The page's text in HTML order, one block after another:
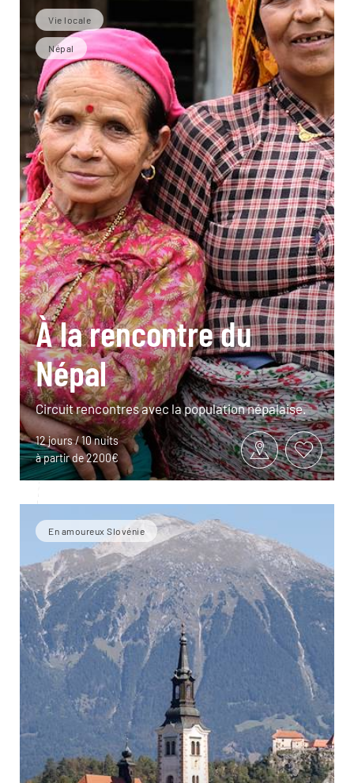
Vie locale
Népal
À la rencontre du
Népal
Circuit rencontres avec la population népalaise.
12 jours / 10 nuits
à partir de 2200€
En amoureux Slovénie